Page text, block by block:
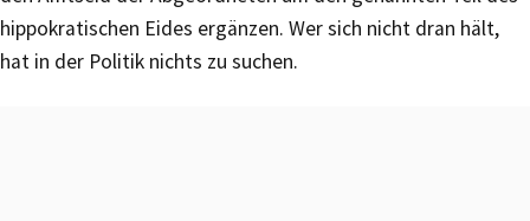
hippokratischen Eides ergänzen. Wer sich nicht dran hält,
hat in der Politik nichts zu suchen.